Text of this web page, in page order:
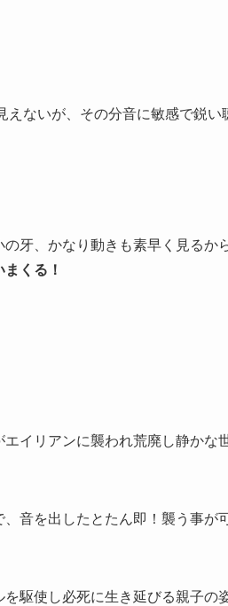
ないが、その分音に敏感で鋭い
牙、かなり動きも素早く見るか
くる！
イリアンに襲われ荒廃し静かな
音を出したとたん即！襲う事が
駆使し必死に生き延びる親子の